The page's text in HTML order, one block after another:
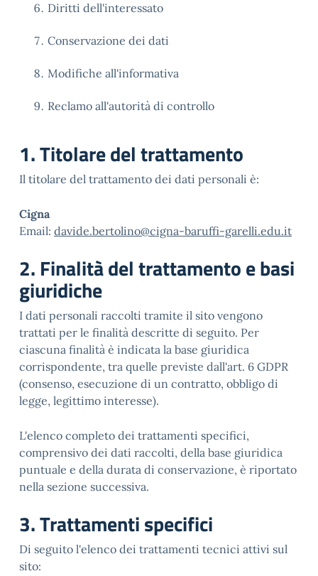
Diritti dell'interessato
Conservazione dei dati
Modifiche all'informativa
Reclamo all'autorità di controllo
1. Titolare del trattamento
Il titolare del trattamento dei dati personali è:
Cigna
Email: davide.bertolino@cigna-baruffi-garelli.edu.it
2. Finalità del trattamento e basi
giuridiche
I dati personali raccolti tramite il sito vengono
trattati per le finalità descritte di seguito. Per
ciascuna finalità è indicata la base giuridica
corrispondente, tra quelle previste dall'art. 6 GDPR
(consenso, esecuzione di un contratto, obbligo di
legge, legittimo interesse).
L'elenco completo dei trattamenti specifici,
comprensivo dei dati raccolti, della base giuridica
puntuale e della durata di conservazione, è riportato
nella sezione successiva.
3. Trattamenti specifici
Di seguito l'elenco dei trattamenti tecnici attivi sul
sito: